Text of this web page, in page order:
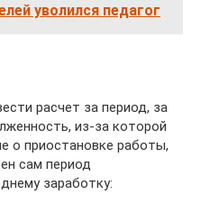
уволился педагог
расчет за период, за
из-за которой
о приостановке работы,
сам период
заработку: